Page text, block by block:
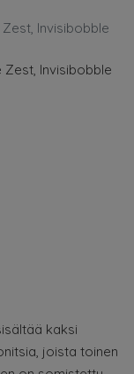
Invisibobble
kaksi
joista toinen